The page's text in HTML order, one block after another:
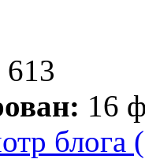
613
16
блога